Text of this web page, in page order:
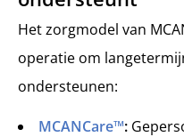
Het zorgmodel van
operatie om
ondersteunen:
MCANCare™: